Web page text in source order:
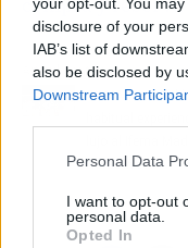
disclosure of your
IAB’s list of
also be disclosed by
Downstream
Personal Data
I want to opt-out
personal data.
Opted In
Artículo anterior
GILMAR
Horse Week